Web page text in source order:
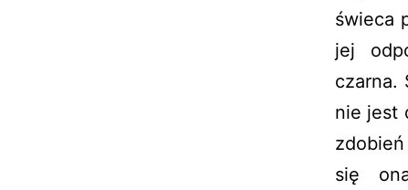
świeca
jej
czarna.
nie jest
się